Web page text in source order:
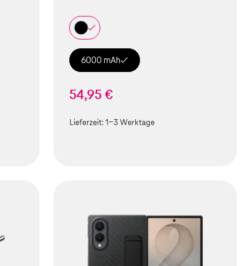
6000 mAh
54,95 €
Lieferzeit:1-3 Werktage